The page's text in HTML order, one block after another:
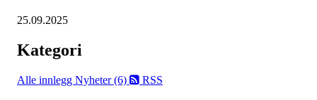
25.09.2025
Kategori
Alle innlegg Nyheter (6) RSS